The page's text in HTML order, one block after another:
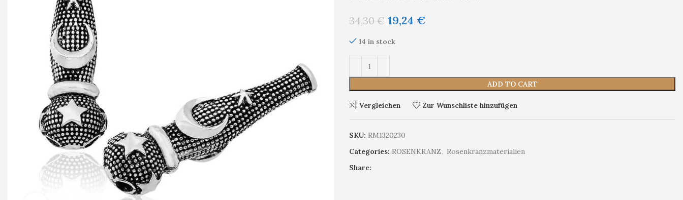
34,30€ 19,24 €
14 in stock
ADD TO CART
Vergleichen Zur Wunschliste hinzufügen
SKU: RM1320230
Categories: ROSENKRANZ, Rosenkranzmaterialien
Share: